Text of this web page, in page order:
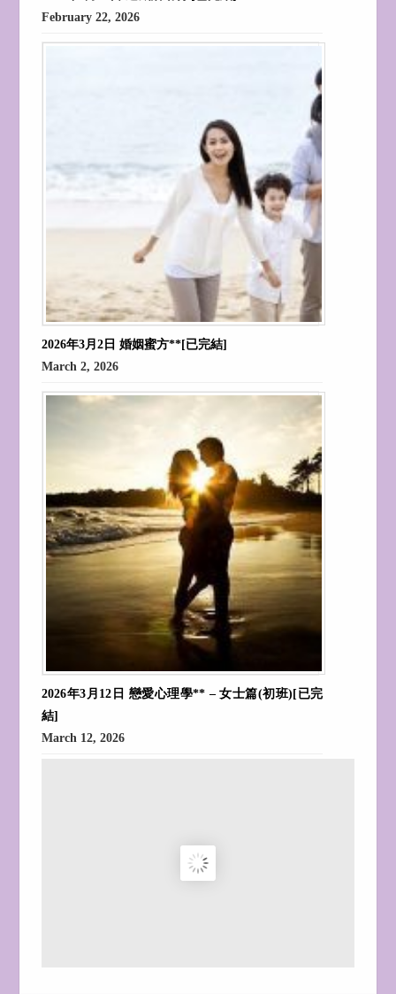
February 22, 2026
2026年3月2日 婚姻蜜方**[已完結]
March 2, 2026
2026年3月12日 戀愛心理學** – 女士篇(初班)[已完
結]
March 12, 2026